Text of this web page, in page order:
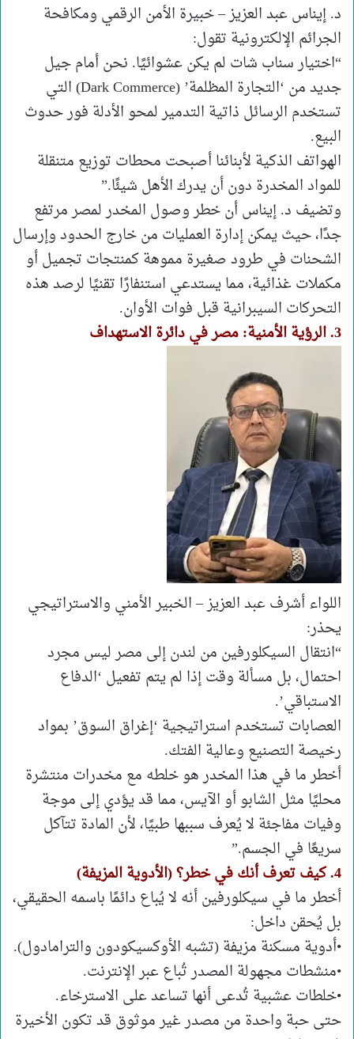
د. إيناس عبد العزيز – خبيرة الأمن الرقمي ومكافحة
الجرائم الإلكترونية تقول:
“اختيار سناب شات لم يكن عشوائيًا. نحن أمام جيل
جديد من ‘التجارة المظلمة’ (Dark Commerce) التي
تستخدم الرسائل ذاتية التدمير لمحو الأدلة فور حدوث
البيع.
الهواتف الذكية لأبنائنا أصبحت محطات توزيع متنقلة
للمواد المخدرة دون أن يدرك الأهل شيئًا.”
وتضيف د. إيناس أن خطر وصول المخدر لمصر مرتفع
جدًا، حيث يمكن إدارة العمليات من خارج الحدود وإرسال
الشحنات في طرود صغيرة مموهة كمنتجات تجميل أو
مكملات غذائية، مما يستدعي استنفارًا تقنيًا لرصد هذه
التحركات السيبرانية قبل فوات الأوان.
3. الرؤية الأمنية: مصر في دائرة الاستهداف
اللواء أشرف عبد العزيز – الخبير الأمني والاستراتيجي
يحذر:
“انتقال السيكلورفين من لندن إلى مصر ليس مجرد
احتمال، بل مسألة وقت إذا لم يتم تفعيل ‘الدفاع
الاستباقي’.
العصابات تستخدم استراتيجية ‘إغراق السوق’ بمواد
رخيصة التصنيع وعالية الفتك.
أخطر ما في هذا المخدر هو خلطه مع مخدرات منتشرة
محليًا مثل الشابو أو الآيس، مما قد يؤدي إلى موجة
وفيات مفاجئة لا يُعرف سببها طبيًا، لأن المادة تتآكل
سريعًا في الجسم.”
4. كيف تعرف أنك في خطر؟ (الأدوية المزيفة)
أخطر ما في سيكلورفين أنه لا يُباع دائمًا باسمه الحقيقي،
بل يُحقن داخل:
•أدوية مسكنة مزيفة (تشبه الأوكسيكودون والترامادول).
•منشطات مجهولة المصدر تُباع عبر الإنترنت.
•خلطات عشبية تُدعى أنها تساعد على الاسترخاء.
حتى حبة واحدة من مصدر غير موثوق قد تكون الأخيرة